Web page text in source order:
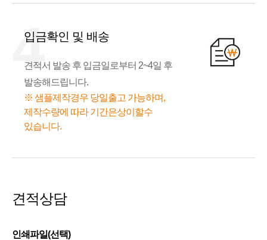
4
입금확인 및 배송
견적서 발송 후 입금일로부터 2~4일 후
발송해드립니다.
※ 샘플제작경우 당일출고 가능하며,
제작수량에 따라 기간은상이할수
있습니다.
견적상담
인쇄파일(선택)